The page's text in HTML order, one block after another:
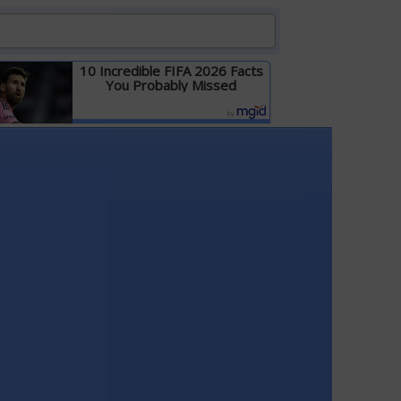
10 Incredible FIFA 2026 Facts
You Probably Missed
Детальніше